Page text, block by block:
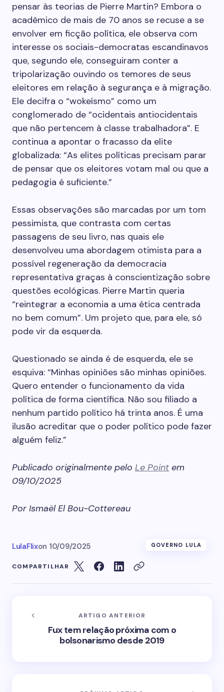
pensar às teorias de Pierre Martin? Embora o
acadêmico de mais de 70 anos se recuse a se
envolver em ficção política, ele observa com
interesse os sociais-democratas escandinavos
que, segundo ele, conseguiram conter a
tripolarização ouvindo os temores de seus
eleitores em relação à segurança e à migração.
Ele decifra o “wokeísmo” como um
conglomerado de “ocidentais antiocidentais
que não pertencem à classe trabalhadora”. E
continua a apontar o fracasso da elite
globalizada: “As elites políticas precisam parar
de pensar que os eleitores votam mal ou que a
pedagogia é suficiente.”
Essas observações são marcadas por um tom
pessimista, que contrasta com certas
passagens de seu livro, nas quais ele
desenvolveu uma abordagem otimista para a
possível regeneração da democracia
representativa graças à conscientização sobre
questões ecológicas. Pierre Martin queria
“reintegrar a economia a uma ética centrada
no bem comum”. Um projeto que, para ele, só
pode vir da esquerda.
Questionado se ainda é de esquerda, ele se
esquiva: “Minhas opiniões são minhas opiniões.
Quero entender o funcionamento da vida
política de forma científica. Não sou filiado a
nenhum partido político há trinta anos. É uma
ilusão acreditar que o poder político pode fazer
alguém feliz.”
Publicado originalmente pelo Le Point em
09/10/2025
Por Ismaël El Bou-Cottereau
LulaFlixon 10/09/2025 GOVERNO LULA
COMPARTILHAR
ARTIGO ANTERIOR
Fux tem relação próxima com o
bolsonarismo desde 2019